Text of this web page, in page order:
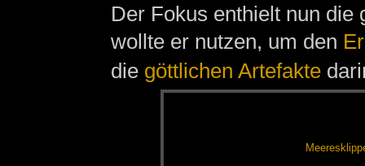
Der Fokus enthielt nun
wollte er nutzen, um den
die göttlichen Artefakte